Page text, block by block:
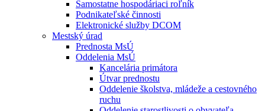
Samostatne hospodáriaci roľník
Podnikateľské činnosti
Elektronické služby DCOM
Mestský úrad
Prednosta MsÚ
Oddelenia MsÚ
Kancelária primátora
Útvar prednostu
Oddelenie školstva, mládeže a cestovného
ruchu